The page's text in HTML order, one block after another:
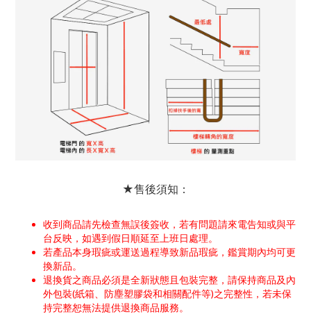
★售後須知：
收到商品請先檢查無誤後簽收，若有問題請來電告知或與平
台反映，如遇到假日順延至上班日處理。
若產品本身瑕疵或運送過程導致新品瑕疵，鑑賞期內均可更
換新品。
退換貨之商品必須是全新狀態且包裝完整，請保持商品及內
外包裝(紙箱、防塵塑膠袋和相關配件等)之完整性，若未保
持完整恕無法提供退換商品服務。